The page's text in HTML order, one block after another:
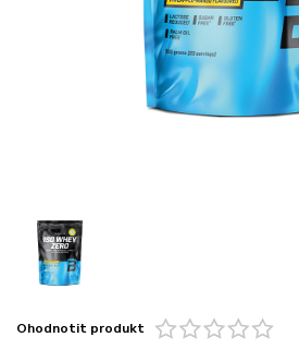
Ohodnotit produkt